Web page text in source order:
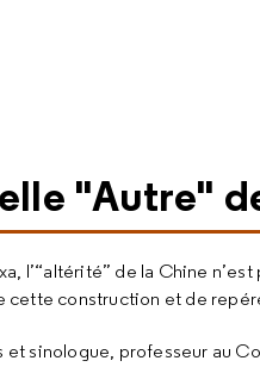
"Autre"
l’“altérité” de la Chine
construction et de
sinologue, professeur au